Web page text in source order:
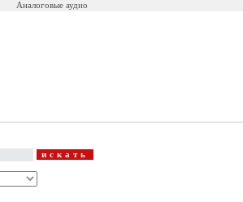
Аналоговые аудио